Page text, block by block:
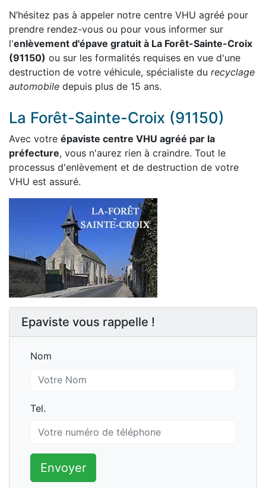
N’hésitez pas à appeler notre centre VHU agréé pour
prendre rendez-vous ou pour vous informer sur
l'enlèvement d'épave gratuit à La Forêt-Sainte-Croix
(91150) ou sur les formalités requises en vue d'une
destruction de votre véhicule, spécialiste du recyclage
automobile depuis plus de 15 ans.
La Forêt-Sainte-Croix (91150)
Avec votre épaviste centre VHU agréé par la
préfecture, vous n'aurez rien à craindre. Tout le
processus d'enlèvement et de destruction de votre
VHU est assuré.
Epaviste vous rappelle !
Nom
Nom
Tel.
Tel.
Envoyer